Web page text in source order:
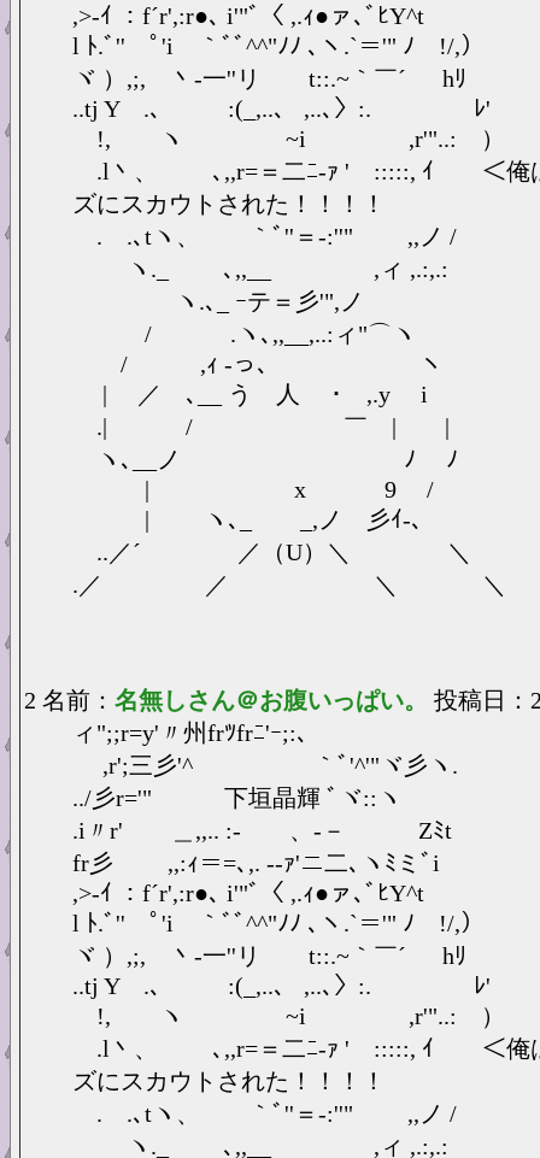
,>-ｲ ：f´r',:r●､ i'"ﾞ〈 ,.ｨ●ァ､ﾞﾋY^t
l ﾄ.ﾞ'' ﾟ'i ｀ﾞﾞ^^"ﾉﾉ ､ヽ.`＝'" ﾉ !/,）
ヾ ）,;, 丶-一''リ t::.~｀￣´ hﾘ
..tj Y .、 :(_,..、 ,..､〉:. ﾚ'
!, ヽ ~i ,r'"..: ）
.l丶、 ､,,r=＝二ﾆ-ｧ ' :::::, ｲ ＜俺は
ズにスカウトされた！！！！
.ゝ.､tヽ、 ｀ﾞ''＝‐:''" ,,ノ /
ヽ._ ゝ ､,,__ ,ィ ,.:,.:
ヽ.､_ ｰテ＝彡'",ノ
/ .ヽ､,,__,..:ィ"⌒ヽ
/ ,ｨ -っ､ ヽ
| ／ ､__ う 人 ･ ,.y i
.| / ￣ | |
ヽ､__ノ ﾉ ﾉ
| x 9 /
| ヽ､_ _,ノ 彡ｲ‐､
..／´ ／（U）＼ ＼
.／ ／ ＼ ＼
2 名前： 名無しさん＠お腹いっぱい。 投稿日：
ィ";;r=y'〃州frﾂfrﾆ'ｰ;:､
,r';三彡'^ ｀ﾞ'^'"ヾ彡ヽ.
../彡r='" 下垣晶輝 ﾞヾ::ヽ
.i〃r' ＿,,.. :- 、-－ Zﾐt
fr彡 ,,:ｨ＝=､,. -‐ｧ'ニ二､ヽﾐミﾞi
,>-ｲ ：f´r',:r●､ i'"ﾞ〈 ,.ｨ●ァ､ﾞﾋY^t
l ﾄ.ﾞ'' ﾟ'i ｀ﾞﾞ^^"ﾉﾉ ､ヽ.`＝'" ﾉ !/,）
ヾ ）,;, 丶-一''リ t::.~｀￣´ hﾘ
..tj Y .、 :(_,..、 ,..､〉:. ﾚ'
!, ヽ ~i ,r'"..: ）
.l丶、 ､,,r=＝二ﾆ-ｧ ' :::::, ｲ ＜俺は
ズにスカウトされた！！！！
.ゝ.､tヽ、 ｀ﾞ''＝‐:''" ,,ノ /
ヽ._ ゝ ､,,__ ,ィ ,.:,.: